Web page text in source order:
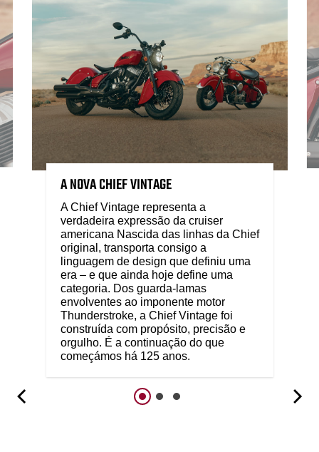
A NOVA CHIEF VINTAGE
A Chief Vintage representa a
verdadeira expressão da cruiser
americana Nascida das linhas da Chief
original, transporta consigo a
linguagem de design que definiu uma
era – e que ainda hoje define uma
categoria. Dos guarda-lamas
envolventes ao imponente motor
Thunderstroke, a Chief Vintage foi
construída com propósito, precisão e
orgulho. É a continuação do que
começámos há 125 anos.